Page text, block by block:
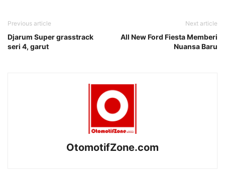
Previous article
Djarum Super grasstrack
seri 4, garut
Next article
All New Ford Fiesta Memberi
Nuansa Baru
OtomotifZone.com